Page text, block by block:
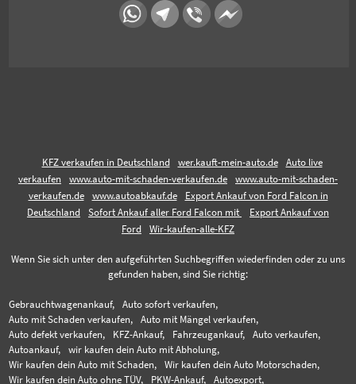
KFZ verkaufen in Deutschland wer.kauft-mein-auto.de
Auto live
verkaufen
www.auto-mit-schaden-verkaufen.de
www.auto-mit-schaden-
verkaufen.de
www.autoabkauf.de
Export Ankauf von Ford Falcon in
Deutschland
Sofort Ankauf aller Ford Falcon mit
Export Ankauf von
Ford
Wir-kaufen-alle-KFZ
Wenn Sie sich unter den aufgeführten Suchbegriffen wiederfinden oder zu uns
gefunden haben, sind Sie richtig:
Gebrauchtwagenankauf,
Auto sofort verkaufen,
Auto mit Schaden verkaufen,
Auto mit Mängel verkaufen,
Auto defekt verkaufen,
KFZ-Ankauf, Fahrzeugankauf,
Auto verkaufen,
Autoankauf,
wir kaufen dein Auto mit Abholung,
Wir kaufen dein Auto mit Schaden,
Wir kaufen dein Auto Motorschaden,
Wir kaufen dein Auto ohne TÜV,
PKW-Ankauf, Autoexport,